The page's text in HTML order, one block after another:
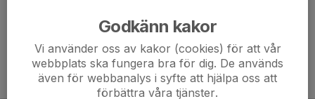
Godkänn kakor
Vi använder oss av kakor (cookies) för att vår
webbplats ska fungera bra för dig. De används
även för webbanalys i syfte att hjälpa oss att
förbättra våra tjänster.